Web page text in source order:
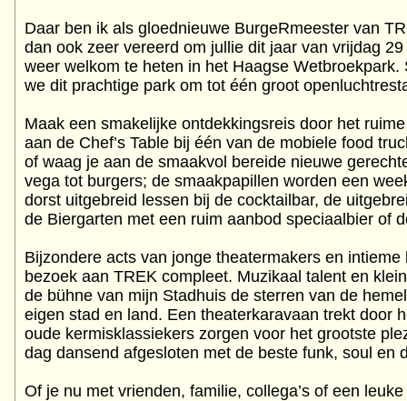
Daar ben ik als gloednieuwe BurgeRmeester van
dan ook zeer vereerd om jullie dit jaar van vrijdag
weer welkom te heten in het Haagse
we dit prachtige park om tot één groot
Maak een smakelijke ontdekkingsreis door het
aan de Chef’s Table bij één van de mobiele food
of waag je aan de smaakvol bereide nieuwe
vega tot burgers; de smaakpapillen worden een
dorst uitgebreid lessen bij de cocktailbar, de
de Biergarten met een ruim aanbod speciaalbier of
Bijzondere acts van jonge theatermakers en
bezoek aan TREK compleet. Muzikaal talent en
de bühne van mijn Stadhuis de sterren van de
eigen stad en land. Een theaterkaravaan trekt door
oude kermisklassiekers zorgen voor het grootste
dag dansend afgesloten met de beste funk, soul en
Of je nu met vrienden, familie, collega’s of een